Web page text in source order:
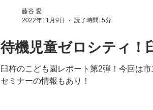
待機児童ゼロシティ！
臼杵のこども園レポート第2弾！今回は
セミナーの情報もあり！
藤谷 愛
2022年11月9日
読了時間: 5分